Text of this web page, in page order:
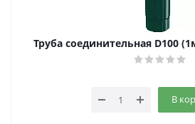
Труба соединительная D100
В